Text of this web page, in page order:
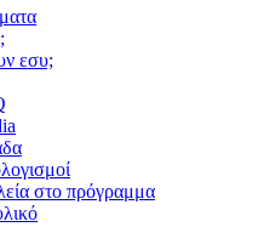
εσυ;
στο πρόγραμμα